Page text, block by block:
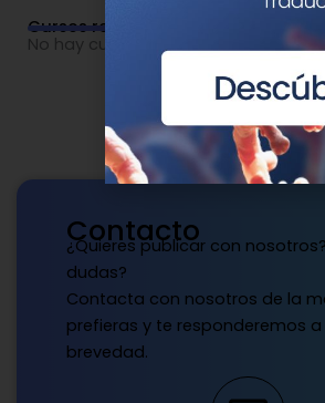
Cursos relacionados
No hay cursos relacionados o
Contacto
¿Quieres publicar con
dudas?
Contacta con nosotros de la
prefieras y te responderemos
brevedad.